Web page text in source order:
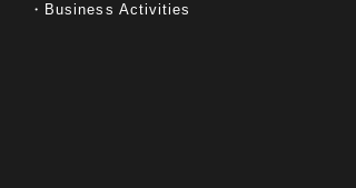
Business Activities